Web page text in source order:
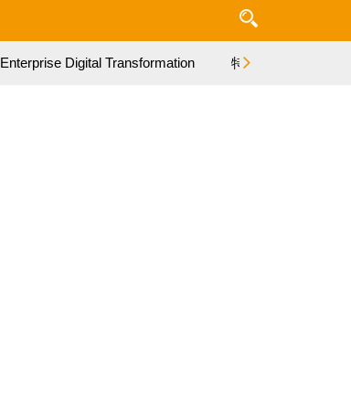
Enterprise Digital Transformation 特集